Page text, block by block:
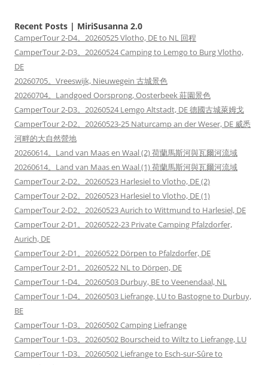
Recent Posts | MiriSusanna 2.0
CamperTour 2-D4。20260525 Vlotho, DE to NL 回程
CamperTour 2-D3。20260524 Camping to Lemgo to Burg Vlotho,
DE
20260705。Vreeswijk, Nieuwegein 古城景色
20260704。Landgoed Oorsprong, Oosterbeek 莊園景色
CamperTour 2-D3。20260524 Lemgo Altstadt, DE 德國古城萊姆戈
CamperTour 2-D2。20260523-25 Naturcamp an der Weser, DE 威悉
河畔的大自然營地
20260614。Land van Maas en Waal (2) 荷蘭馬斯河與瓦爾河流域
20260614。Land van Maas en Waal (1) 荷蘭馬斯河與瓦爾河流域
CamperTour 2-D2。20260523 Harlesiel to Vlotho, DE (2)
CamperTour 2-D2。20260523 Harlesiel to Vlotho, DE (1)
CamperTour 2-D2。20260523 Aurich to Wittmund to Harlesiel, DE
CamperTour 2-D1。20260522-23 Private Camping Pfalzdorfer,
Aurich, DE
CamperTour 2-D1。20260522 Dörpen to Pfalzdorfer, DE
CamperTour 2-D1。20260522 NL to Dörpen, DE
CamperTour 1-D4。20260503 Durbuy, BE to Veenendaal, NL
CamperTour 1-D4。20260503 Liefrange, LU to Bastogne to Durbuy,
BE
CamperTour 1-D3。20260502 Camping Liefrange
CamperTour 1-D3。20260502 Bourscheid to Wiltz to Liefrange, LU
CamperTour 1-D3。20260502 Liefrange to Esch-sur-Sûre to